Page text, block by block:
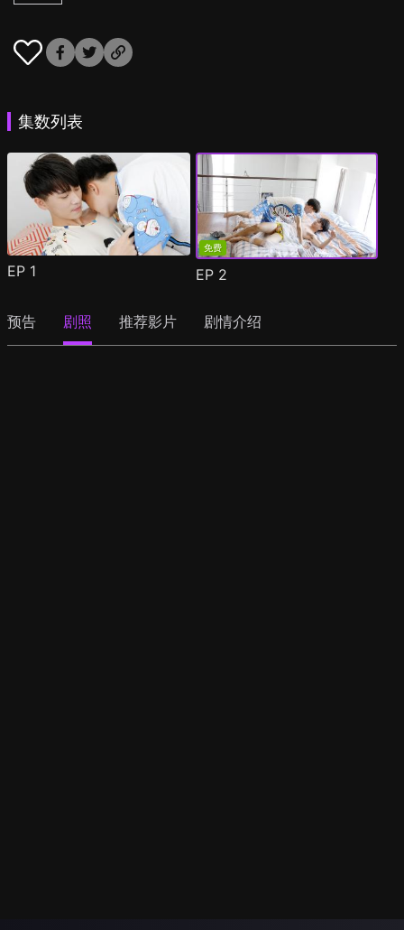
集数列表
EP 1
免费
EP 2
预告 剧照 推荐影片 剧情介绍